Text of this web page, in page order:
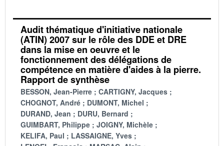
Audit thématique d'initiative nationale
(ATIN) 2007 sur le rôle des DDE et DRE
dans la mise en oeuvre et le
fonctionnement des délégations de
compétence en matière d'aides à la pierre.
Rapport de synthèse
BESSON, Jean-Pierre
CARTIGNY, Jacques
CHOGNOT, André
DUMONT, Michel
DURAND, Jean
DURU, Bernard
GUIMBART, Philippe
JOIGNY, Michèle
KELIFA, Paul
LASSAIGNE, Yves